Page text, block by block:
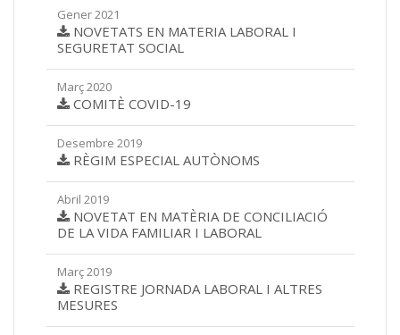
Gener 2021
NOVETATS EN MATERIA LABORAL I
SEGURETAT SOCIAL
Març 2020
COMITÈ COVID-19
Desembre 2019
RÈGIM ESPECIAL AUTÒNOMS
Abril 2019
NOVETAT EN MATÈRIA DE CONCILIACIÓ
DE LA VIDA FAMILIAR I LABORAL
Març 2019
REGISTRE JORNADA LABORAL I ALTRES
MESURES